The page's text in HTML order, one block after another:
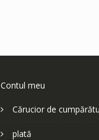
Contul meu
Cărucior de
plată